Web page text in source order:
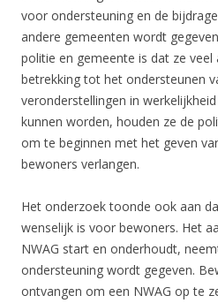
voor ondersteuning en de
andere gemeenten wordt
politie en gemeente is dat ze
betrekking tot het ondersteunen
veronderstellingen in
kunnen worden, houden ze de
om te beginnen met het geven
bewoners verlangen.
Het onderzoek toonde ook aan
wenselijk is voor bewoners. Het
NWAG start en onderhoudt,
ondersteuning wordt gegeven.
ontvangen om een NWAG op te